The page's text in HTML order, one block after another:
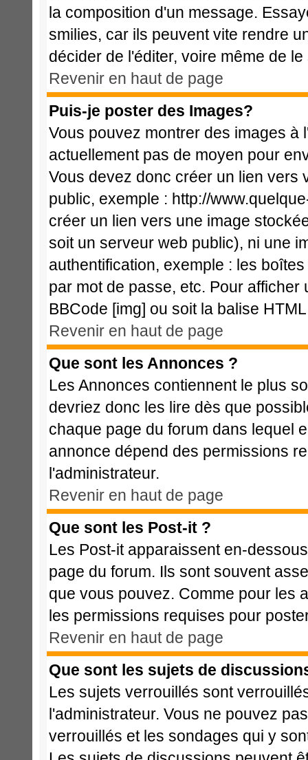
la composition d'un message.
smilies, car ils peuvent vite rendre
décider de l'éditer, voire même de
Revenir en haut de page
Puis-je poster des Images?
Vous pouvez montrer des images à
actuellement pas de moyen pour
Vous devez donc créer un lien vers
public, exemple : http://
créer un lien vers une image
soit un serveur web public), ni une
authentification, exemple : les
par mot de passe, etc. Pour
BBCode [img] ou soit la balise
Revenir en haut de page
Que sont les Annonces ?
Les Annonces contiennent le plus
devriez donc les lire dès que
chaque page du forum dans lequel
annonce dépend des permissions
l'administrateur.
Revenir en haut de page
Que sont les Post-it ?
Les Post-it apparaissent en-
page du forum. Ils sont souvent
que vous pouvez. Comme pour les
les permissions requises pour
Revenir en haut de page
Que sont les sujets de
Les sujets verrouillés sont
l'administrateur. Vous ne pouvez
verrouillés et les sondages qui y